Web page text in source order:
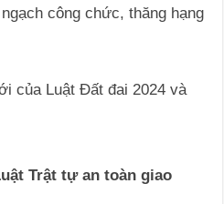
Trật tự an toàn giao